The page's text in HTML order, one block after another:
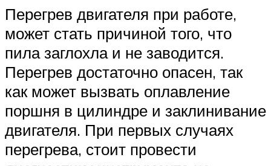
Перегрев двигателя при работе,
может стать причиной того, что
пила заглохла и не заводится.
Перегрев достаточно опасен, так
как может вызвать оплавление
поршня в цилиндре и заклинивание
двигателя. При первых случаях
перегрева, стоит провести